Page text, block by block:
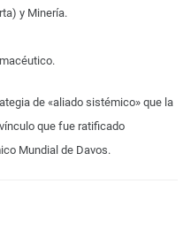
y Minería.
de «aliado sistémico» que la
que fue ratificado
Mundial de Davos.